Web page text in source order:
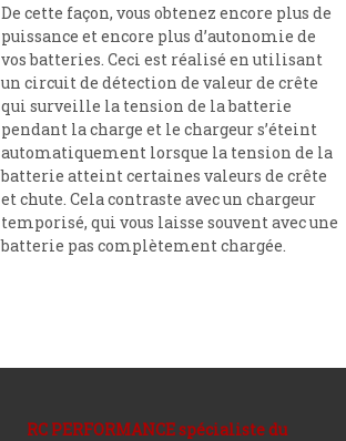
De cette façon, vous obtenez encore plus de
puissance et encore plus d’autonomie de
vos batteries. Ceci est réalisé en utilisant
un circuit de détection de valeur de crête
qui surveille la tension de la batterie
pendant la charge et le chargeur s’éteint
automatiquement lorsque la tension de la
batterie atteint certaines valeurs de crête
et chute. Cela contraste avec un chargeur
temporisé, qui vous laisse souvent avec une
batterie pas complètement chargée.
RC PERFORMANCE spécialiste du